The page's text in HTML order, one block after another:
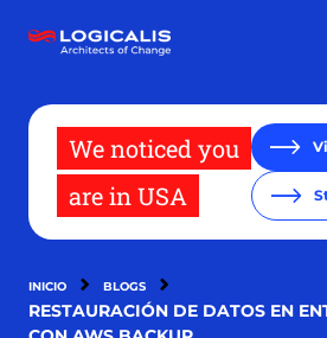
contenido
We noticed you
are in USA
INICIO BLOGS
RESTAURACIÓN DE DATOS EN